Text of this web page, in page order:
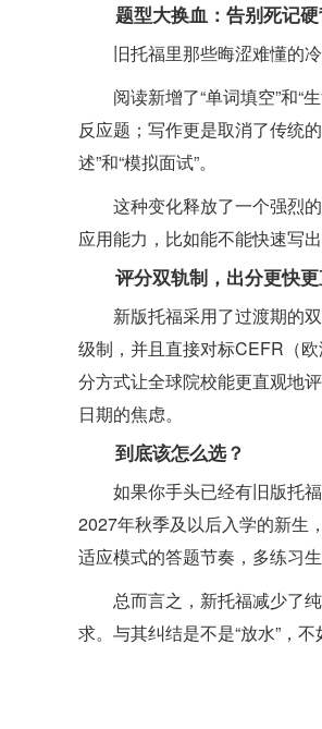
题型大换血：告别死记
旧托福里那些晦涩难懂的
阅读新增了“单词填空”和“
反应题；写作更是取消了传统
述”和“模拟面试”。
这种变化释放了一个强烈
应用能力，比如能不能快速写
评分双轨制，出分更快
新版托福采用了过渡期的
级制，并且直接对标CEFR（
分方式让全球院校能更直观地
日期的焦虑。
到底该怎么选？
如果你手头已经有旧版托
2027年秋季及以后入学的新生
适应模式的答题节奏，多练习
总而言之，新托福减少了
求。与其纠结是不是“放水”，